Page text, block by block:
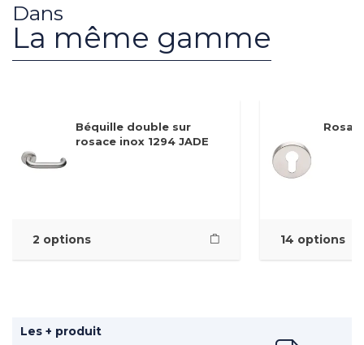
Dans
La même gamme
Béquille double sur
rosace inox 1294 JADE
2 options 14 options
Les + produit